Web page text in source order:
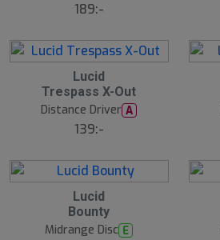
189:-
Lucid
Trespass X-Out
Distance Driver A
139:-
Lucid
Bounty
Midrange Disc E